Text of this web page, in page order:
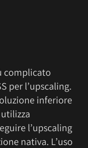
complicato
per l’upscaling.
inferiore
l’upscaling
nativa. L’uso